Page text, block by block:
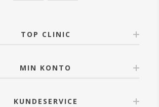
TOP CLINIC
MIN KONTO
KUNDESERVICE